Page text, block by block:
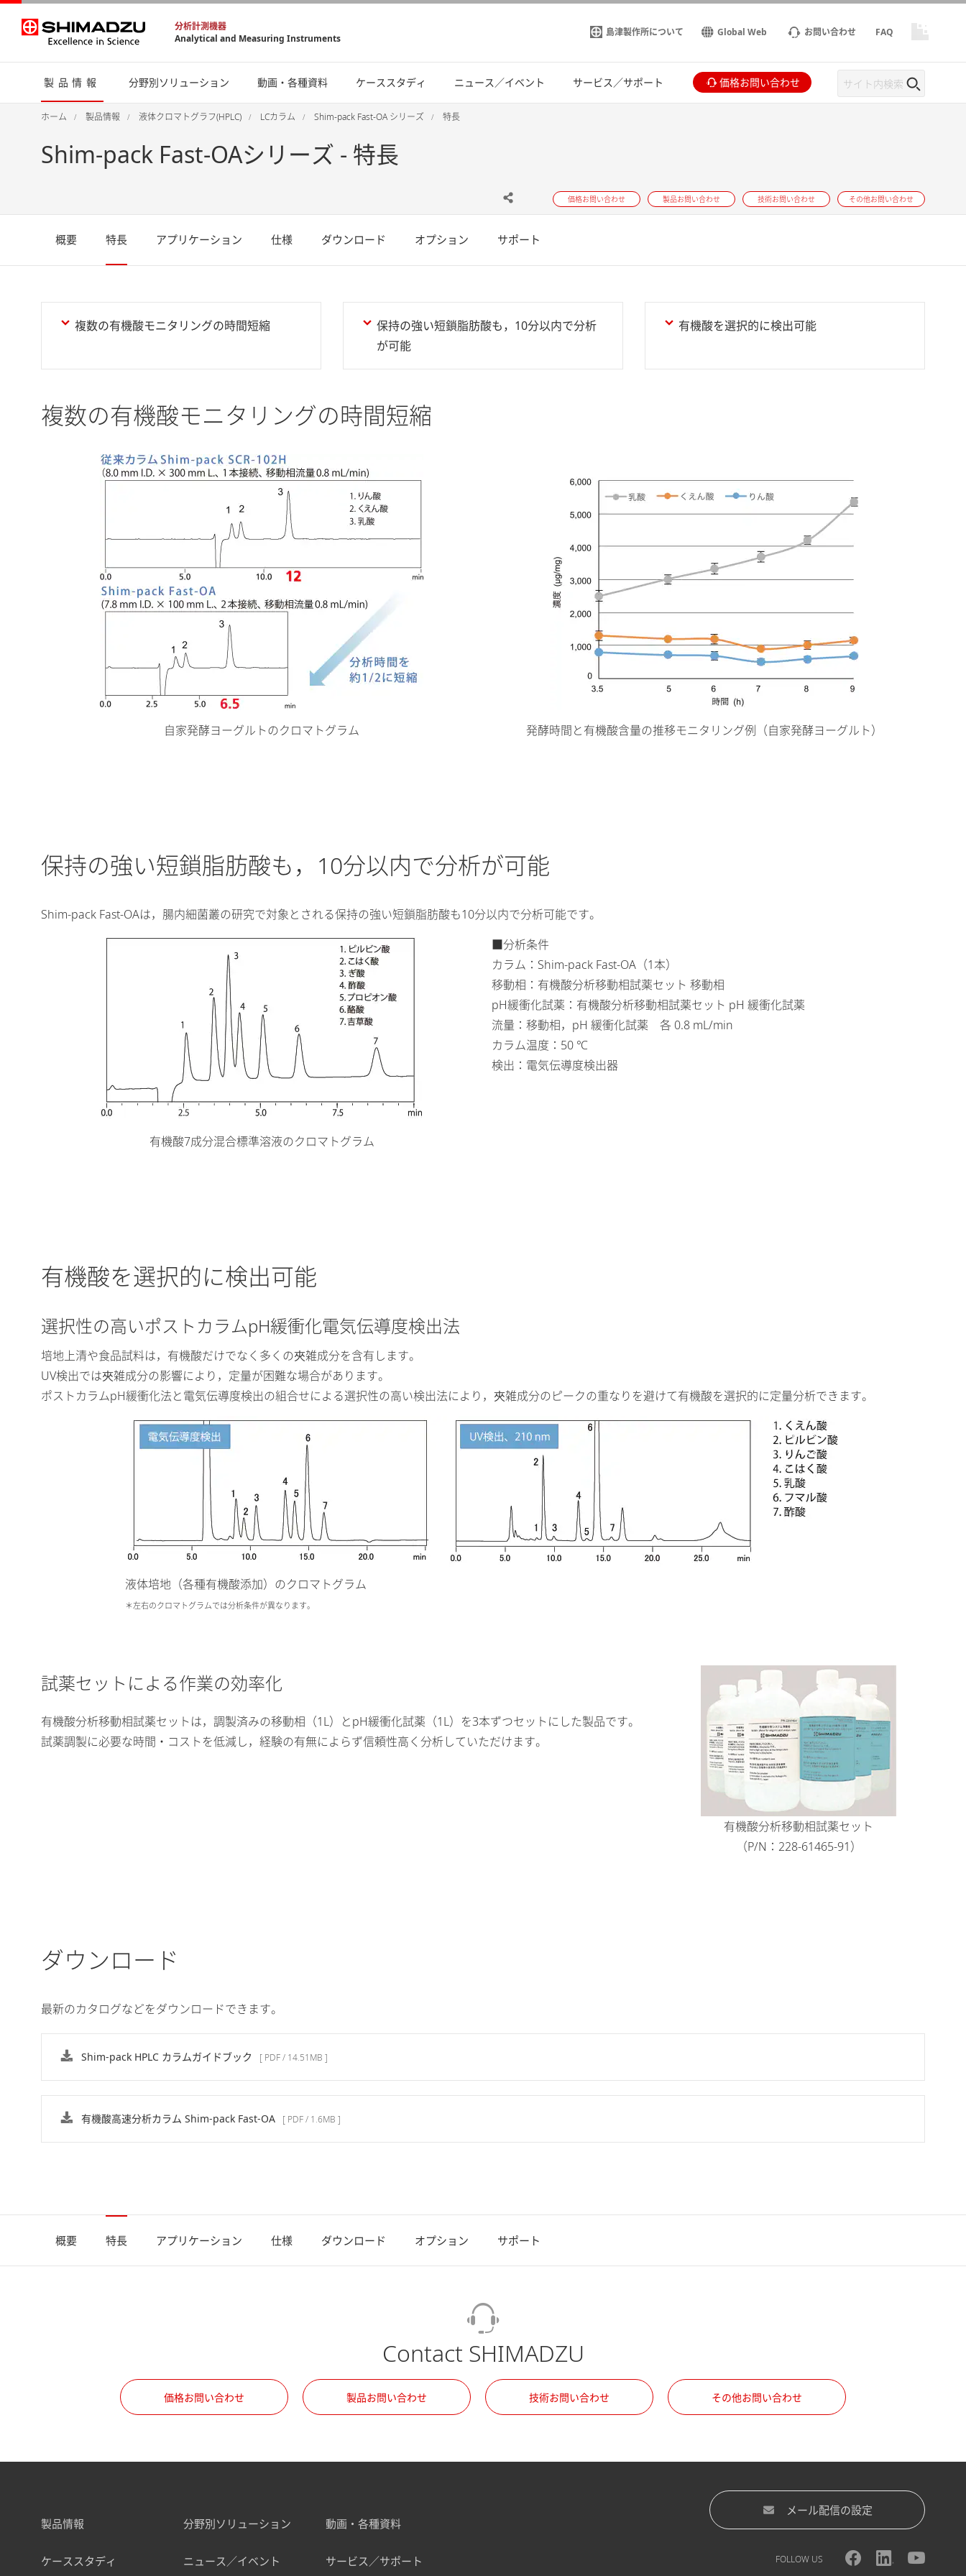
分析計測機器
Analytical and Measuring Instruments
島津製作所について Global Web お問い合わせ FAQ
製品情報 分野別ソリューション 動画・各種資料 ケーススタディ ニュース／イベント サービス／サポート 価格お問い合わせ
ホーム 製品情報 液体クロマトグラフ(HPLC) LCカラム Shim-pack Fast-OA シリーズ 特長
Shim-pack Fast-OAシリーズ - 特長
価格お問い合わせ 製品お問い合わせ 技術お問い合わせ その他お問い合わせ
概要 特長 アプリケーション 仕様 ダウンロード オプション サポート
複数の有機酸モニタリングの時間短縮
保持の強い短鎖脂肪酸も，10分以内で分析
が可能
有機酸を選択的に検出可能
複数の有機酸モニタリングの時間短縮
自家発酵ヨーグルトのクロマトグラム 発酵時間と有機酸含量の推移モニタリング例（自家発酵ヨーグルト）
保持の強い短鎖脂肪酸も，10分以内で分析が可能
Shim-pack Fast-OAは，腸内細菌叢の研究で対象とされる保持の強い短鎖脂肪酸も10分以内で分析可能です。
有機酸7成分混合標準溶液のクロマトグラム
■分析条件
カラム：Shim-pack Fast-OA（1本）
移動相：有機酸分析移動相試薬セット 移動相
pH緩衝化試薬：有機酸分析移動相試薬セット pH 緩衝化試薬
流量：移動相，pH 緩衝化試薬 各 0.8 mL/min
カラム温度：50 ℃
検出：電気伝導度検出器
有機酸を選択的に検出可能
選択性の高いポストカラムpH緩衝化電気伝導度検出法
培地上清や食品試料は，有機酸だけでなく多くの夾雑成分を含有します。
UV検出では夾雑成分の影響により，定量が困難な場合があります。
ポストカラムpH緩衝化法と電気伝導度検出の組合せによる選択性の高い検出法により，夾雑成分のピークの重なりを避けて有機酸を選択的に定量分析できます。
液体培地（各種有機酸添加）のクロマトグラム
＊左右のクロマトグラムでは分析条件が異なります。
有機酸分析移動相試薬セット
（P/N：228-61465-91）
試薬セットによる作業の効率化
有機酸分析移動相試薬セットは，調製済みの移動相（1L）とpH緩衝化試薬（1L）を3本ずつセットにした製品です。
試薬調製に必要な時間・コストを低減し，経験の有無によらず信頼性高く分析していただけます。
ダウンロード
最新のカタログなどをダウンロードできます。
Shim-pack HPLC カラムガイドブック [ PDF / 14.51MB ]
有機酸高速分析カラム Shim-pack Fast-OA [ PDF / 1.6MB ]
概要 特長 アプリケーション 仕様 ダウンロード オプション サポート
Contact SHIMADZU
価格お問い合わせ 製品お問い合わせ 技術お問い合わせ その他お問い合わせ
製品情報 分野別ソリューション 動画・各種資料
ケーススタディ ニュース／イベント サービス／サポート
メール配信の設定
FOLLOW US